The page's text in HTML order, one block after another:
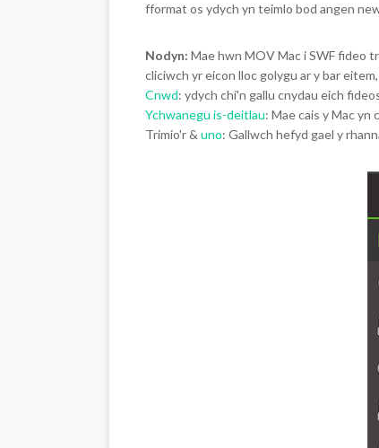
fformat os ydych yn teimlo bod angen
Nodyn: Mae hwn MOV Mac i SWF fideo
cliciwch yr eicon lloc golygu ar y bar
Cnwd: ydych chi'n gallu cnydau eich
Ychwanegu is-deitlau: Mae cais y Mac
Trimio'r & uno: Gallwch hefyd gael y